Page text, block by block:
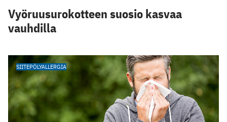
Vyöruusurokotteen suosio kasvaa
vauhdilla
SIITEPÖLYALLERGIA